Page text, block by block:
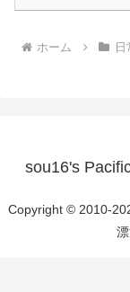
ホーム 日
sou16's
Copyright © 2010-